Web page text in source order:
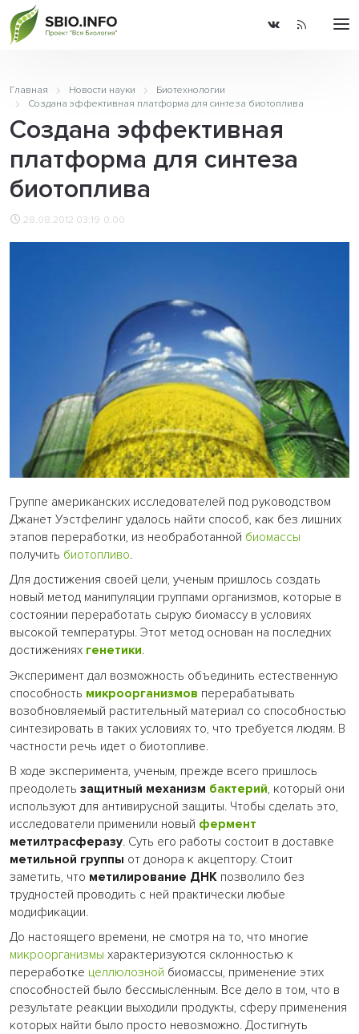
Главная Новости науки
Биотехнологии
Создана эффективная платформа для синтеза биотоплива
Создана эффективная
платформа для синтеза
биотоплива
28.08.2012 03:19 0.00
Группе американских исследователей под руководством
Джанет Уэстфелинг удалось найти способ, как без лишних
этапов переработки, из необработанной биомассы
получить биотопливо.
Для достижения своей цели, ученым пришлось создать
новый метод манипуляции группами организмов, которые в
состоянии переработать сырую биомассу в условиях
высокой температуры. Этот метод основан на последних
достижениях генетики.
Эксперимент дал возможность объединить естественную
способность микроорганизмов перерабатывать
возобновляемый растительный материал со способностью
синтезировать в таких условиях то, что требуется людям. В
частности речь идет о биотопливе.
В ходе эксперимента, ученым, прежде всего пришлось
преодолеть защитный механизм бактерий, который они
используют для антивирусной защиты. Чтобы сделать это,
исследователи применили новый фермент
метилтрасферазу. Суть его работы состоит в доставке
метильной группы от донора к акцептору. Стоит
заметить, что метилирование ДНК позволило без
трудностей проводить с ней практически любые
модификации.
До настоящего времени, не смотря на то, что многие
микроорганизмы характеризуются склонностью к
переработке целлюлозной биомассы, применение этих
способностей было бессмысленным. Все дело в том, что в
результате реакции выходили продукты, сферу применения
которых найти было просто невозможно. Достигнуть